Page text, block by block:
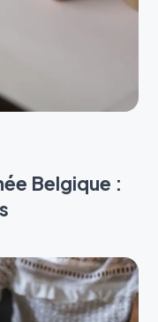
Belgique :